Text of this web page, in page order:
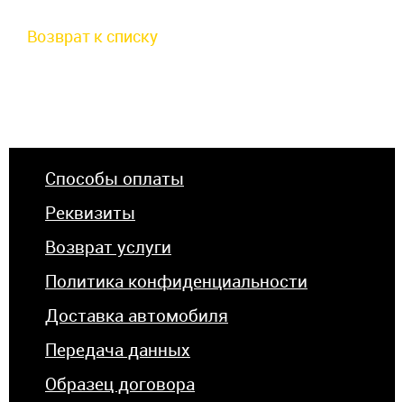
Возврат к списку
Способы оплаты
Реквизиты
Возврат услуги
Политика конфиденциальности
Доставка автомобиля
Передача данных
Образец договора